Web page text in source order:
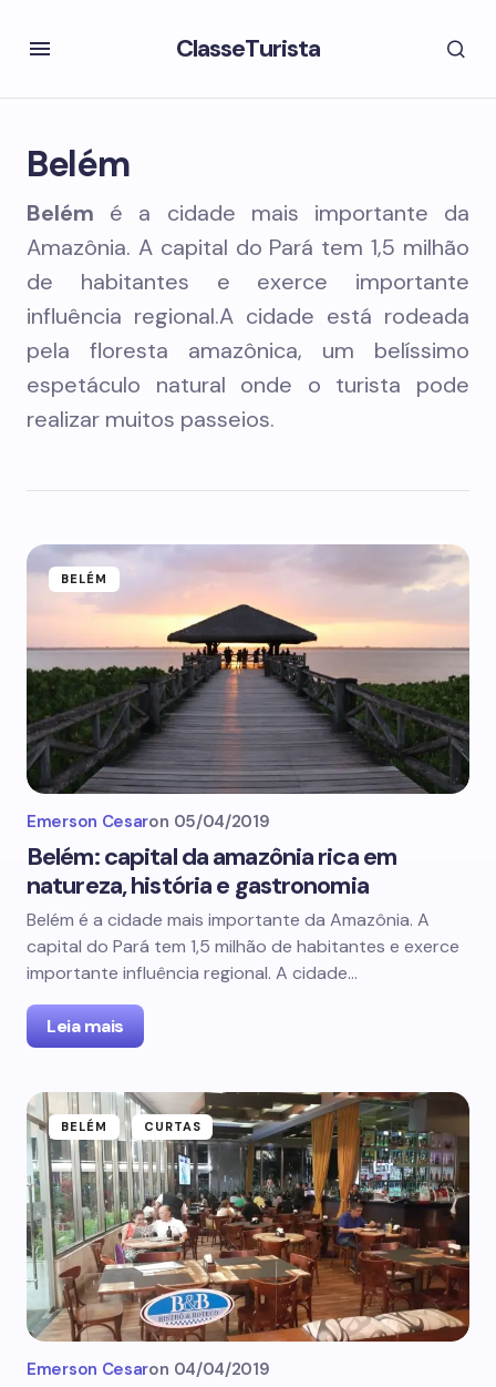
ClasseTurista
Belém
Belém é a cidade mais importante da
Amazônia. A capital do Pará tem 1,5 milhão
de habitantes e exerce importante
influência regional.A cidade está rodeada
pela floresta amazônica, um belíssimo
espetáculo natural onde o turista pode
realizar muitos passeios.
BELÉM
Emerson Cesaron 05/04/2019
Belém: capital da amazônia rica em
natureza, história e gastronomia
Belém é a cidade mais importante da Amazônia. A
capital do Pará tem 1,5 milhão de habitantes e exerce
importante influência regional. A cidade…
Leia mais
BELÉM CURTAS
Emerson Cesaron 04/04/2019